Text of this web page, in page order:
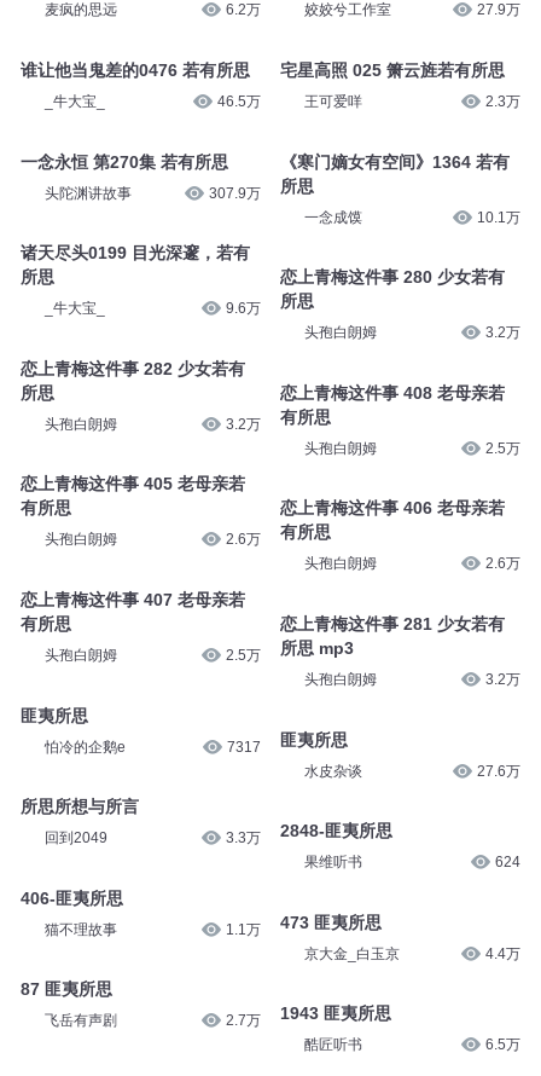
麦疯的思远 6.2万
谁让他当鬼差的0476 若有所思
_牛大宝_ 46.5万
一念永恒 第270集 若有所思
头陀渊讲故事 307.9万
诸天尽头0199 目光深邃，若有
所思
_牛大宝_ 9.6万
恋上青梅这件事 282 少女若有
所思
头孢白朗姆 3.2万
恋上青梅这件事 405 老母亲若
有所思
头孢白朗姆 2.6万
恋上青梅这件事 407 老母亲若
有所思
头孢白朗姆 2.5万
匪夷所思
怕冷的企鹅e 7317
所思所想与所言
回到2049 3.3万
406-匪夷所思
猫不理故事 1.1万
87 匪夷所思
飞岳有声剧 2.7万
姣姣兮工作室 27.9万
宅星高照 025 箫云旌若有所思
王可爱咩 2.3万
《寒门嫡女有空间》1364 若有
所思
一念成馍 10.1万
恋上青梅这件事 280 少女若有
所思
头孢白朗姆 3.2万
恋上青梅这件事 408 老母亲若
有所思
头孢白朗姆 2.5万
恋上青梅这件事 406 老母亲若
有所思
头孢白朗姆 2.6万
恋上青梅这件事 281 少女若有
所思 mp3
头孢白朗姆 3.2万
匪夷所思
水皮杂谈 27.6万
2848-匪夷所思
果维听书 624
473 匪夷所思
京大金_白玉京 4.4万
1943 匪夷所思
酷匠听书 6.5万